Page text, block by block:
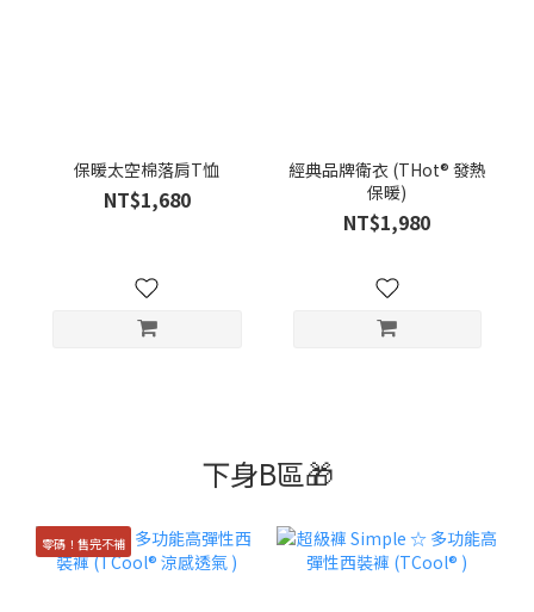
保暖太空棉落肩T恤
NT$1,680
經典品牌衛衣 (THot® 發熱
保暖)
NT$1,980
下身B區🎁
零碼！售完不補